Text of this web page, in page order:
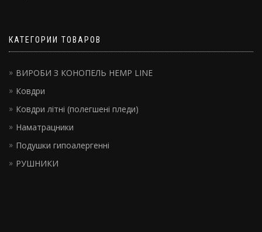
КАТЕГОРИИ ТОВАРОВ
ВИРОБИ З КОНОПЕЛЬ HEMP LINE
Ковдри
Ковдри літні (полегшені пледи)
Наматрацники
Подушки гипоалергенні
РУШНИКИ